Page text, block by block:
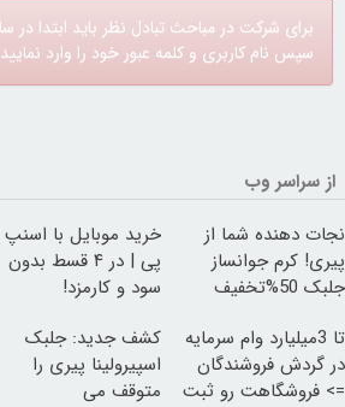
برای شرکت در مباحث تبادل نظر باید ابتدا در
سپس نام کاربری و کلمه عبور خود را وارد
از سراسر وب
نجات دهنده شما از
پیری! کرم جوانساز
جلبک 50%تخفیف
خرید موبایل با اسنپ
پی | در ۴ قسط بدون
سود و کارمزد!
تا 3میلیارد وام سرمایه
در گردش فروشندگان
=> فروشگاهت رو ثبت
کشف جدید: جلبک
اسپیرولینا پیری را
متوقف می